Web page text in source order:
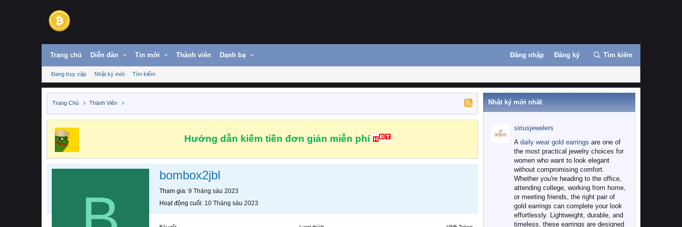
Trang chủ Diễn đàn Tin mới Thành viên Danh bạ Đăng nhập Đăng ký Tìm kiếm
Đang truy cập Nhật ký mới Tìm kiếm
Trang Chủ Thành Viên
Hướng dẫn kiếm tiền đơn giản miễn phí
bombox2jbl
Tham gia 9 Tháng sáu 2023
Hoạt động cuối 10 Tháng sáu 2023
Nhật ký mới nhất
siriusjewelers
A daily wear gold earrings are one of
the most practical jewelry choices for
women who want to look elegant
without compromising comfort.
Whether you're heading to the office,
attending college, working from home,
or meeting friends, the right pair of
gold earrings can complete your look
effortlessly. Lightweight, durable, and
timeless, these earrings are designed